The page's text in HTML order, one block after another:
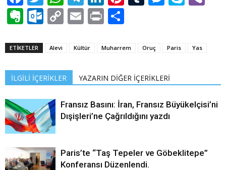
Evernote
Outlook.com
CopyEmailPrint
ETİKETLER Alevi Kültür Muharrem Oruç Paris Yas
İLGİLİ İÇERİKLER YAZARIN DİĞER İÇERİKLERİ
Fransız Basını: İran, Fransız Büyükelçisi’ni
Dışişleri’ne Çağrıldığını yazdı
Paris’te “Taş Tepeler ve Göbeklitepe”
Konferansı Düzenlendi.